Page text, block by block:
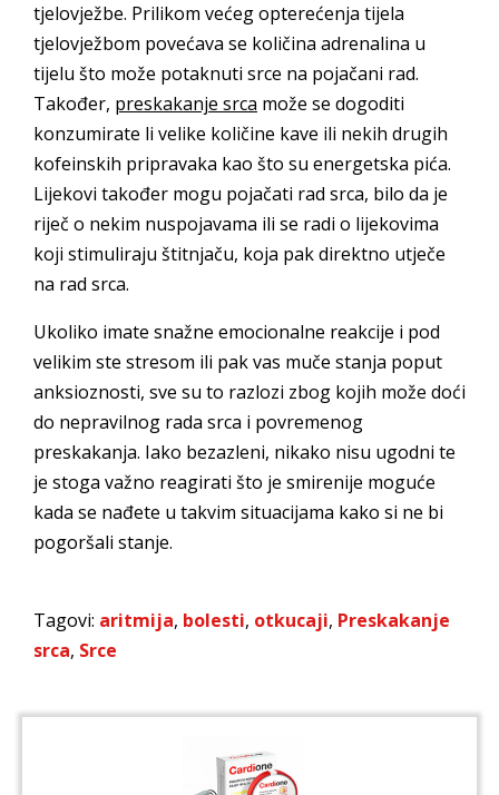
tjelovježbe. Prilikom većeg opterećenja tijela
tjelovježbom povećava se količina adrenalina u
tijelu što može potaknuti srce na pojačani rad.
Također, preskakanje srca može se dogoditi
konzumirate li velike količine kave ili nekih drugih
kofeinskih pripravaka kao što su energetska pića.
Lijekovi također mogu pojačati rad srca, bilo da je
riječ o nekim nuspojavama ili se radi o lijekovima
koji stimuliraju štitnjaču, koja pak direktno utječe
na rad srca.
Ukoliko imate snažne emocionalne reakcije i pod
velikim ste stresom ili pak vas muče stanja poput
anksioznosti, sve su to razlozi zbog kojih može doći
do nepravilnog rada srca i povremenog
preskakanja. Iako bezazleni, nikako nisu ugodni te
je stoga važno reagirati što je smirenije moguće
kada se nađete u takvim situacijama kako si ne bi
pogoršali stanje.
Tagovi: aritmija, bolesti, otkucaji, Preskakanje
srca, Srce